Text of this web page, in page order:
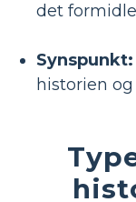
det
Synspunkt:
historien